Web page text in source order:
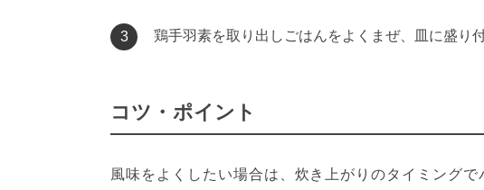
3 鶏手羽素を取り出しごはんをよくまぜ、皿に盛り
コツ・ポイント
風味をよくしたい場合は、炊き上がりのタイミング